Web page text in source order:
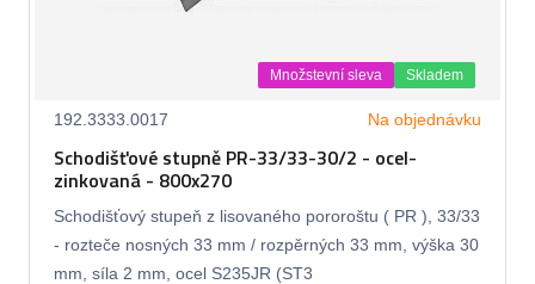
Množstevní sleva Skladem
192.3333.0017 Na objednávku
Schodišťové stupně PR-33/33-30/2 - ocel-
zinkovaná - 800x270
Schodišťový stupeň z lisovaného pororoštu ( PR ), 33/33
- rozteče nosných 33 mm / rozpěrných 33 mm, výška 30
mm, síla 2 mm, ocel S235JR (ST3